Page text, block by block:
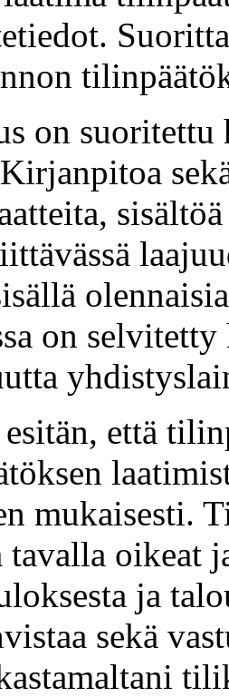
on
on
esitän, että
mukaisesti.
oikeat
ja
sekä